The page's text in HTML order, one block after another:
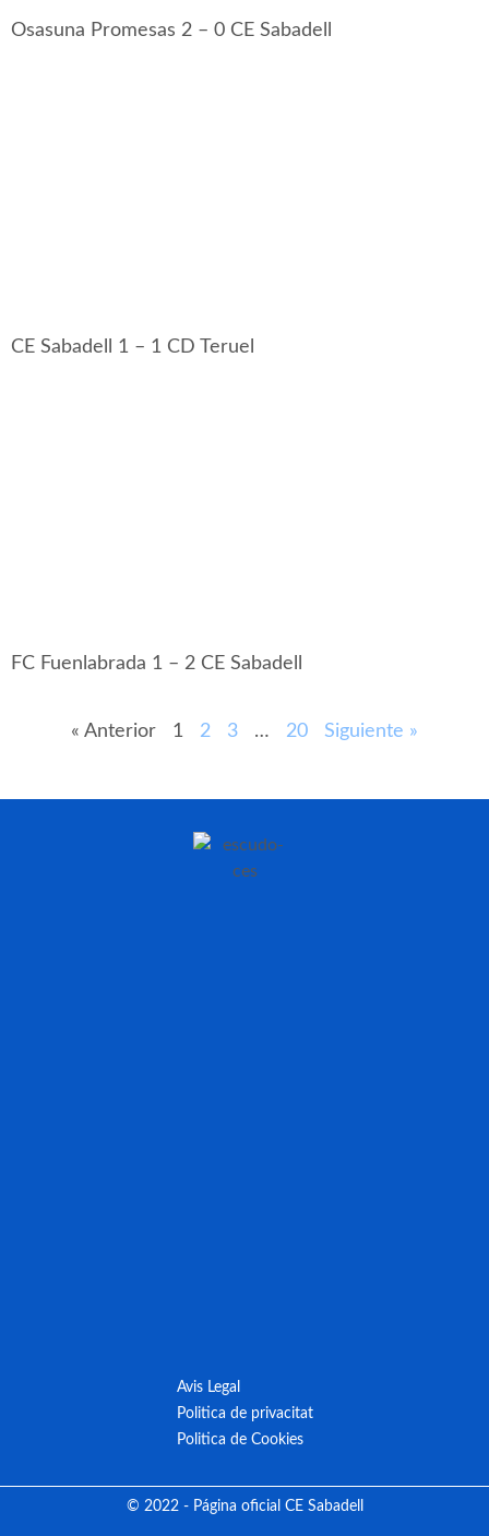
Osasuna Promesas 2 – 0 CE Sabadell
CE Sabadell 1 – 1 CD Teruel
FC Fuenlabrada 1 – 2 CE Sabadell
« Anterior 1 2 3 … 20 Siguiente »
Avis Legal
Politica de privacitat
Politica de Cookies
© 2022 - Página oficial CE Sabadell